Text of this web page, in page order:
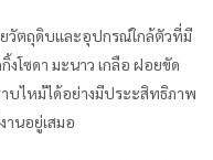
ยวัตถุดิบและอุปกรณ์ใกล้ตัวที่มี
งโซดา มะนาว เกลือ ฝอยขัด
บไหม้ได้อย่างมีประะสิทธิภาพ
านอยู่เสมอ